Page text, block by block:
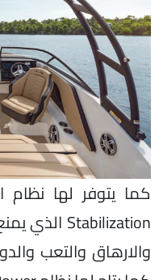
والارهاق والتعب